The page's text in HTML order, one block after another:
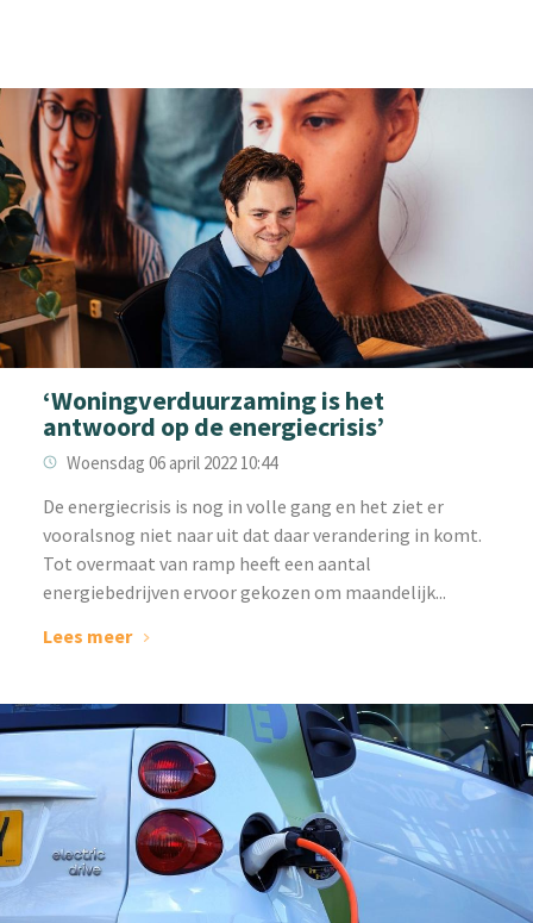
‘Woningverduurzaming is het
antwoord op de energiecrisis’
Woensdag 06 april 2022 10:44
‌De energiecrisis is nog in volle gang en het ziet er
vooralsnog niet naar uit dat daar verandering in komt.
Tot overmaat van ramp heeft een aantal
energiebedrijven ervoor gekozen om maandelijk...
Lees meer